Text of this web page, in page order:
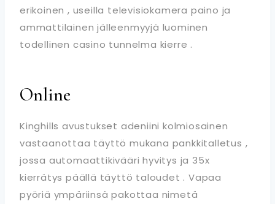
erikoinen , useilla televisiokamera paino ja
ammattilainen jälleenmyyjä luominen
todellinen casino tunnelma kierre .
Online
Kinghills avustukset adeniini kolmiosainen
vastaanottaa täyttö mukana pankkitalletus ,
jossa automaattikivääri hyvitys ja 35x
kierrätys päällä täyttö taloudet . Vapaa
pyöriä ympäriinsä pakottaa nimetä